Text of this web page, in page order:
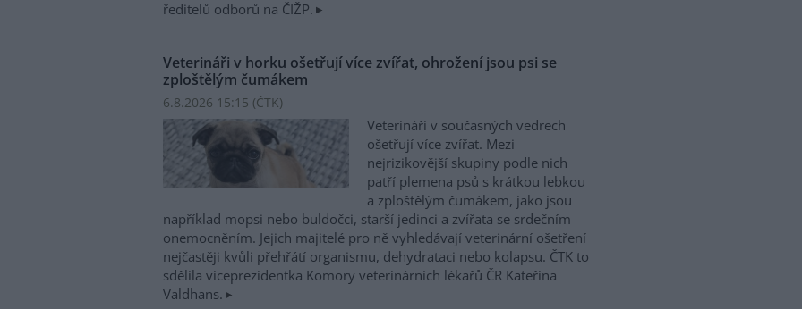
ředitelů odborů na ČIŽP.
Veterináři v horku ošetřují více zvířat, ohrožení jsou psi se
zploštělým čumákem
6.8.2026 15:15 (ČTK)
Veterináři v současných vedrech
ošetřují více zvířat. Mezi
nejrizikovější skupiny podle nich
patří plemena psů s krátkou lebkou
a zploštělým čumákem, jako jsou
například mopsi nebo buldočci, starší jedinci a zvířata se srdečním
onemocněním. Jejich majitelé pro ně vyhledávají veterinární ošetření
nejčastěji kvůli přehřátí organismu, dehydrataci nebo kolapsu. ČTK to
sdělila viceprezidentka Komory veterinárních lékařů ČR Kateřina
Valdhans.